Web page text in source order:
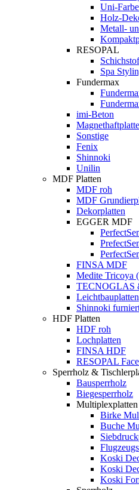
Uni-
Holz-
Metall-
RESOPAL
Spa
Fundermax
imi-Beton
Sonstige
Fenix
Shinnoki
Unilin
MDF Platten
MDF roh
MDF
Dekorplatten
EGGER MDF
FINSA MDF
Medite Tricoya
TECNOGLAS
Leichtbauplatten
Shinnoki
HDF Platten
HDF roh
Lochplatten
FINSA HDF
RESOPAL
Sperrholz &
Bausperrholz
Biegesperrholz
Multiplexplatten
Birke
Buche
Koski
Koski
Koski